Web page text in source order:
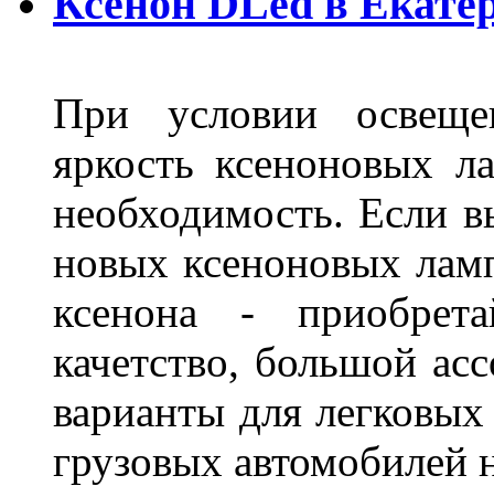
При условии
яркость ксеноновых
необходимость. Если
новых ксеноновых
ксенона -
качетство, большой
варианты для
грузовых автомобилей